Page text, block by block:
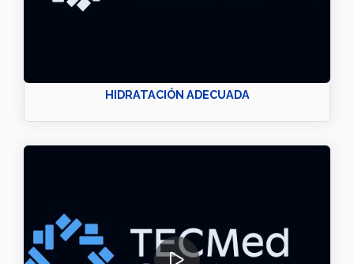
HIDRATACIÓN ADECUADA